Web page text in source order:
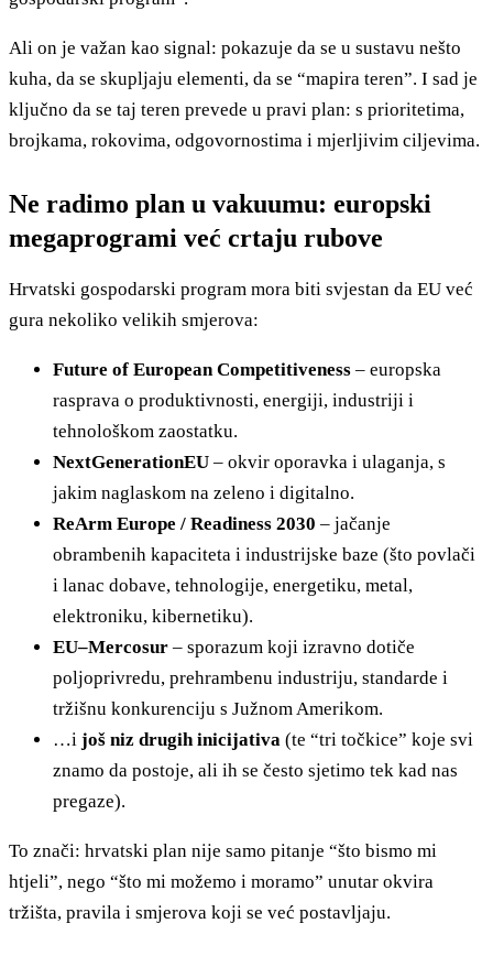
Ali on je važan kao signal: pokazuje da se u sustavu nešto
kuha, da se skupljaju elementi, da se “mapira teren”. I sad je
ključno da se taj teren prevede u pravi plan: s prioritetima,
brojkama, rokovima, odgovornostima i mjerljivim ciljevima.
Ne radimo plan u vakuumu: europski
megaprogrami već crtaju rubove
Hrvatski gospodarski program mora biti svjestan da EU već
gura nekoliko velikih smjerova:
Future of European Competitiveness – europska
rasprava o produktivnosti, energiji, industriji i
tehnološkom zaostatku.
NextGenerationEU – okvir oporavka i ulaganja, s
jakim naglaskom na zeleno i digitalno.
ReArm Europe / Readiness 2030 – jačanje
obrambenih kapaciteta i industrijske baze (što povlači
i lanac dobave, tehnologije, energetiku, metal,
elektroniku, kibernetiku).
EU–Mercosur – sporazum koji izravno dotiče
poljoprivredu, prehrambenu industriju, standarde i
tržišnu konkurenciju s Južnom Amerikom.
…i još niz drugih inicijativa (te “tri točkice” koje svi
znamo da postoje, ali ih se često sjetimo tek kad nas
pregaze).
To znači: hrvatski plan nije samo pitanje “što bismo mi
htjeli”, nego “što mi možemo i moramo” unutar okvira
tržišta, pravila i smjerova koji se već postavljaju.